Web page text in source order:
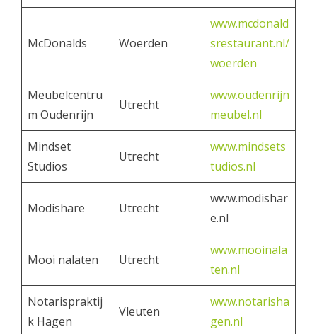
McDonalds Woerden
www.mcdonald
srestaurant.nl/
woerden
Meubelcentru
m Oudenrijn
Utrecht
www.oudenrijn
meubel.nl
Mindset
Studios
Utrecht
www.mindsets
tudios.nl
Modishare Utrecht
www.modishar
e.nl
Mooi nalaten Utrecht
www.mooinala
ten.nl
Notarispraktij
k Hagen
Vleuten
www.notarisha
gen.nl